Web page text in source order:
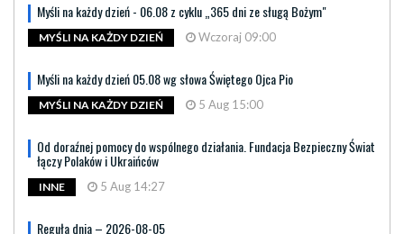
Myśli na każdy dzień - 06.08 z cyklu „365 dni ze sługą Bożym"
MYŚLI NA KAŻDY DZIEŃ Wczoraj 09:00
Myśli na każdy dzień 05.08 wg słowa Świętego Ojca Pio
MYŚLI NA KAŻDY DZIEŃ 5 Aug 15:00
Od doraźnej pomocy do wspólnego działania. Fundacja Bezpieczny Świat
łączy Polaków i Ukraińców
INNE 5 Aug 14:27
Reguła dnia – 2026-08-05